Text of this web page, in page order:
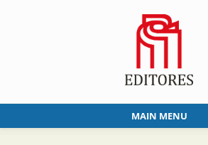
MAIN MENU